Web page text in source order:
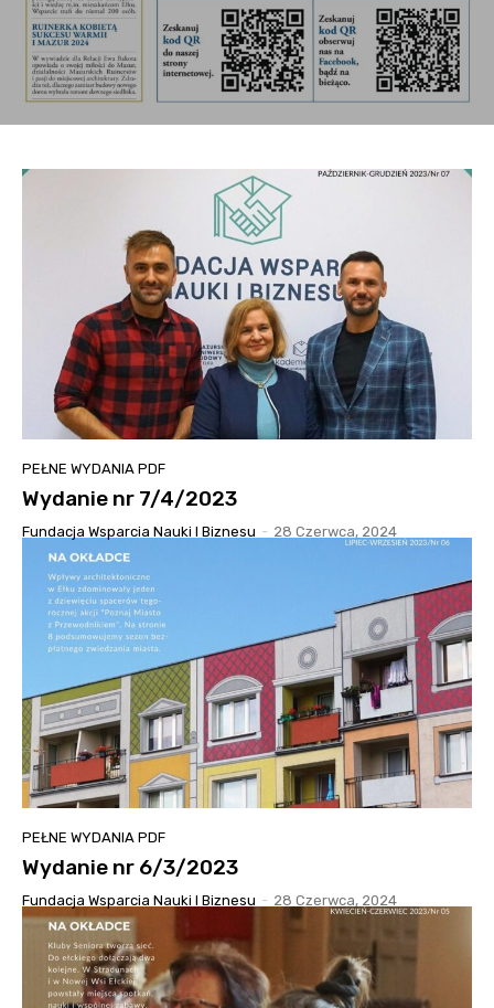
PEŁNE WYDANIA PDF
Wydanie nr 7/4/2023
Fundacja Wsparcia Nauki I Biznesu - 28 Czerwca, 2024
PEŁNE WYDANIA PDF
Wydanie nr 6/3/2023
Fundacja Wsparcia Nauki I Biznesu - 28 Czerwca, 2024